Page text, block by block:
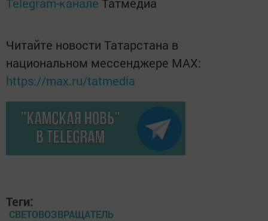
Читайте новости Татарстана в
национальном мессенджере MАХ:
https://max.ru/tatmedia
Теги:
СВЕТОВОЗВРАЩАТЕЛЬ